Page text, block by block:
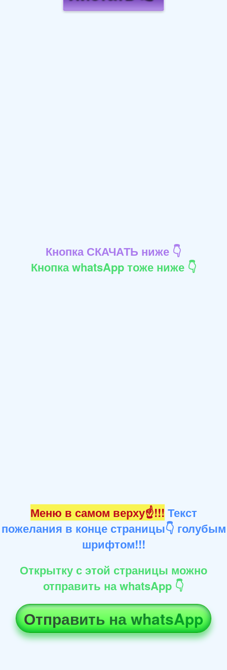
Кнопка СКАЧАТЬ ниже 👇
Кнопка whatsApp тоже ниже 👇
Меню в самом верху☝!!! Текст
пожелания в конце страницы👇 голубым
шрифтом!!!
Открытку с этой страницы можно
отправить на whatsApp 👇
Отправить на whatsApp